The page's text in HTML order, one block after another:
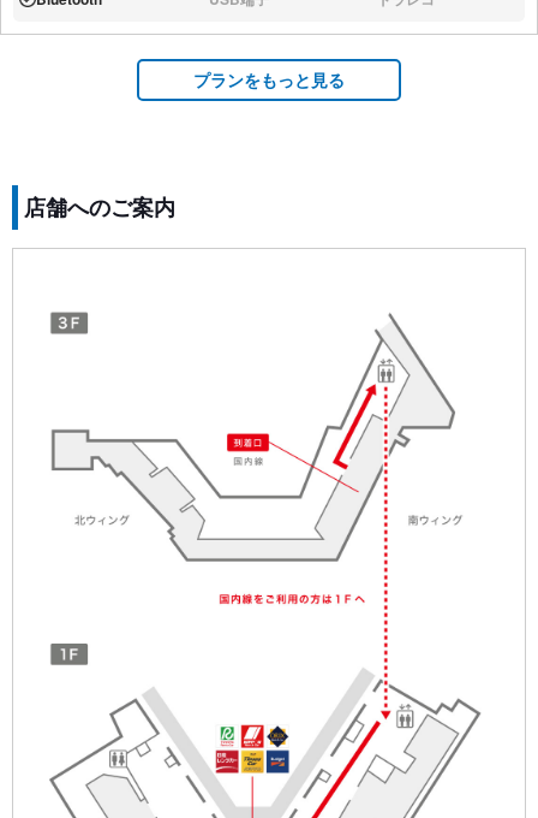
あり: なし: なし:
プランをもっと見る
店舗へのご案内